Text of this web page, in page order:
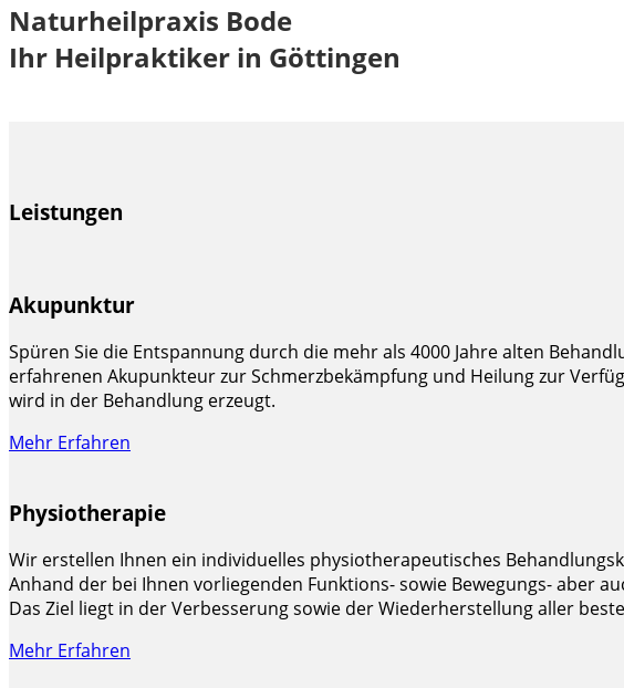
Naturheilpraxis Bode
Ihr Heilpraktiker in Göttingen
Leistungen
Akupunktur
Spüren Sie die Entspannung durch die mehr als 4000 Jahre alten
erfahrenen Akupunkteur zur Schmerzbekämpfung und Heilung zur
wird in der Behandlung erzeugt.
Mehr Erfahren
Physiotherapie
Wir erstellen Ihnen ein individuelles physiotherapeutisches
Anhand der bei Ihnen vorliegenden Funktions- sowie Bewegungs- aber
Das Ziel liegt in der Verbesserung sowie der Wiederherstellung aller
Mehr Erfahren